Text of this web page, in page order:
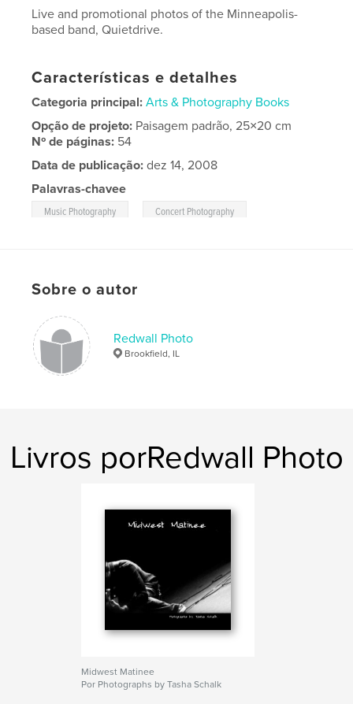
Live and promotional photos of the Minneapolis-
based band, Quietdrive.
Características e detalhes
Categoria principal: Arts & Photography Books
Opção de projeto: Paisagem padrão, 25×20 cm
Nº de páginas: 54
Data de publicação: dez 14, 2008
Palavras-chavee
Music Photography Concert Photography
Sobre o autor
Redwall Photo
Brookfield, IL
Livros porRedwall Photo
Midwest Matinee
Por Photographs by Tasha Schalk